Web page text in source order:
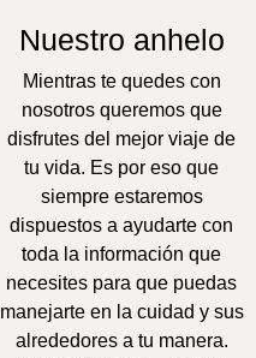
Nuestro anhelo
Mientras te quedes con
nosotros queremos que
disfrutes del mejor viaje de
tu vida. Es por eso que
siempre estaremos
dispuestos a ayudarte con
toda la información que
necesites para que puedas
manejarte en la cuidad y sus
alrededores a tu manera.